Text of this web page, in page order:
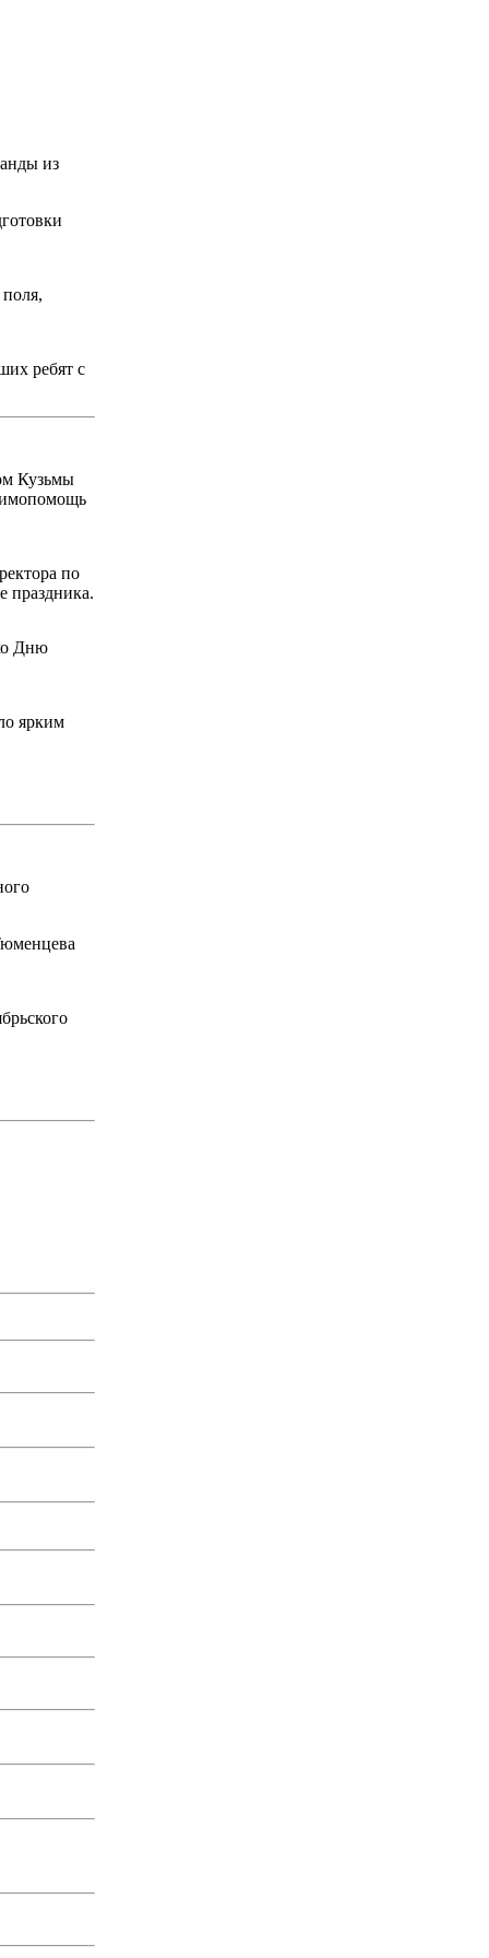
из
ребят с
Кузьмы
по
праздника.
Дню
ярким